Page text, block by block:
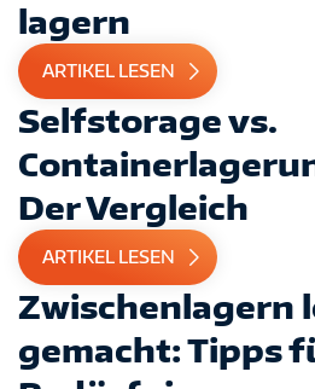
lagern
ARTIKEL LESEN
Selfstorage vs.
Der Vergleich
ARTIKEL LESEN
Zwischenlagern
gemacht: Tipps
IMPRESSUM